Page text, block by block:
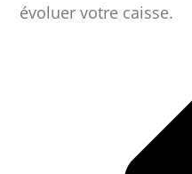
évoluer votre caisse.